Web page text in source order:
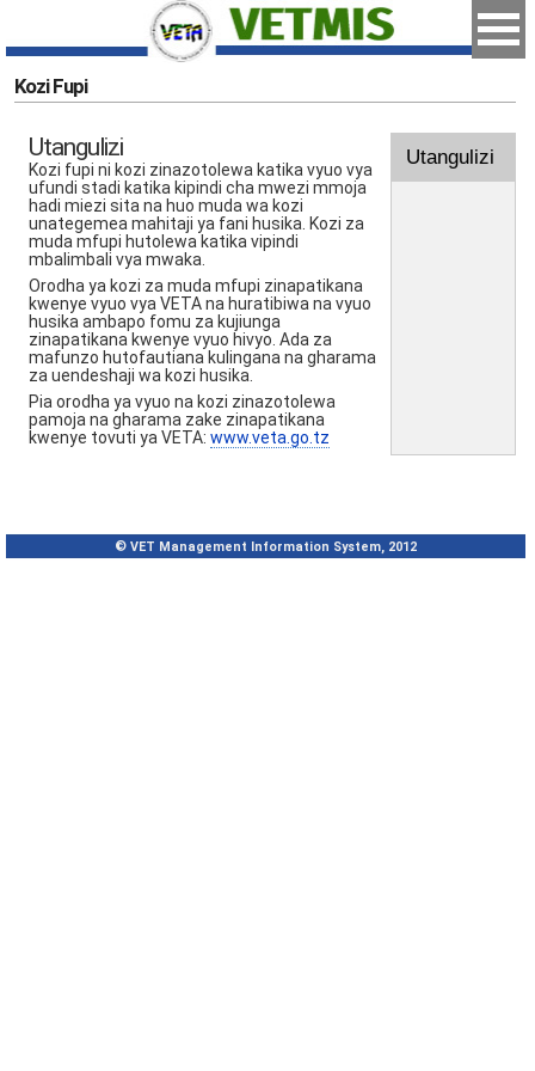
Kozi Fupi
Utangulizi
Kozi fupi ni kozi zinazotolewa katika vyuo vya
ufundi stadi katika kipindi cha mwezi mmoja
hadi miezi sita na huo muda wa kozi
unategemea mahitaji ya fani husika. Kozi za
muda mfupi hutolewa katika vipindi
mbalimbali vya mwaka.
Orodha ya kozi za muda mfupi zinapatikana
kwenye vyuo vya VETA na huratibiwa na vyuo
husika ambapo fomu za kujiunga
zinapatikana kwenye vyuo hivyo. Ada za
mafunzo hutofautiana kulingana na gharama
za uendeshaji wa kozi husika.
Pia orodha ya vyuo na kozi zinazotolewa
pamoja na gharama zake zinapatikana
kwenye tovuti ya VETA: www.veta.go.tz
Utangulizi
© VET Management Information System, 2012